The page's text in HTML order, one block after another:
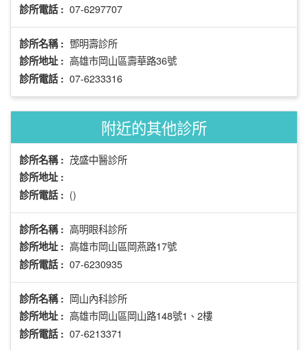
診所電話 : 07-6297707
診所名稱 : 鄧明壽診所
診所地址 : 高雄市岡山區壽華路36號
診所電話 : 07-6233316
附近的其他診所
診所名稱 : 茂盛中醫診所
診所地址 :
診所電話 : ()
診所名稱 : 高明眼科診所
診所地址 : 高雄市岡山區岡燕路17號
診所電話 : 07-6230935
診所名稱 : 岡山內科診所
診所地址 : 高雄市岡山區岡山路148號1、2樓
診所電話 : 07-6213371